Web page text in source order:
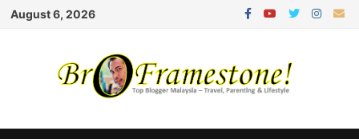
Skip
August 6, 2026